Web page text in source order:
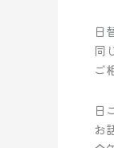
日
同
ご
日
お